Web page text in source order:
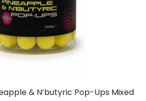
& N’butyric Pop-Ups Mixed